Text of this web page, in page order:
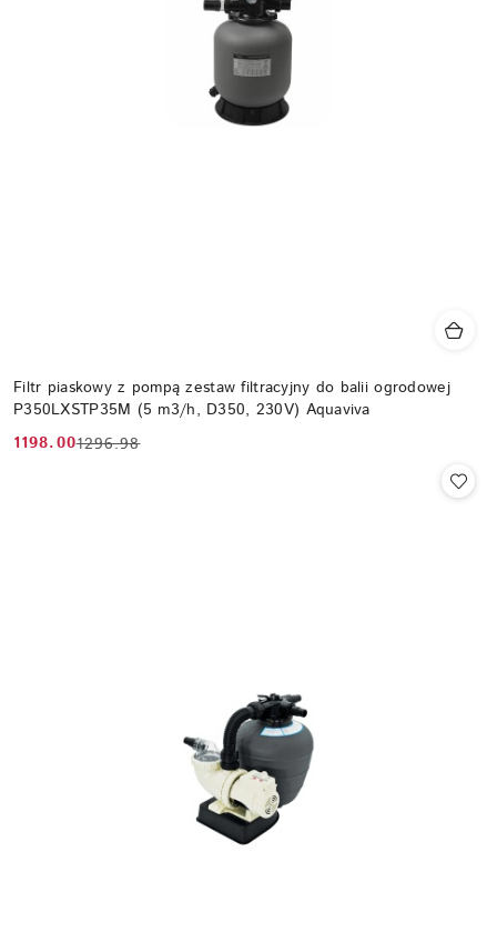
Filtr piaskowy z pompą zestaw filtracyjny do balii ogrodowej
P350LXSTP35M (5 m3/h, D350, 230V) Aquaviva
Cena
1198.00
Cena
1296.98